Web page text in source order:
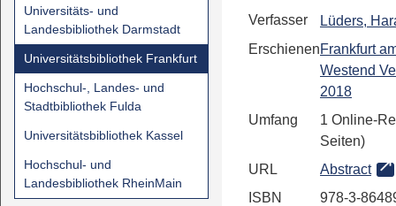
Universitäts- und
Landesbibliothek Darmstadt
Universitätsbibliothek Frankfurt
Hochschul-, Landes- und
Stadtbibliothek Fulda
Universitätsbibliothek Kassel
Hochschul- und
Landesbibliothek RheinMain
Verfasser
Lüders,
ErschienenFrankfurt
Westend
2018
Umfang
1 Online-
Seiten)
URL
Abstract
ISBN
978-3-